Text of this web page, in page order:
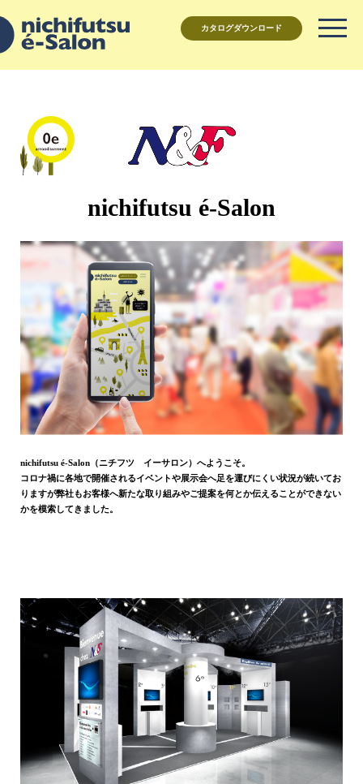
カタログダウンロード
nichifutsu é-Salon
nichifutsu é-Salon（ニチフツ イーサロン）へようこそ。
コロナ禍に各地で開催されるイベントや展示会へ足を運びにくい状況が続いてお
りますが弊社もお客様へ新たな取り組みやご提案を何とか伝えることができない
かを模索してきました。